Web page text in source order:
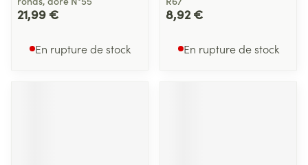
21,99 €
En rupture de stock
8,92 €
En rupture de stock